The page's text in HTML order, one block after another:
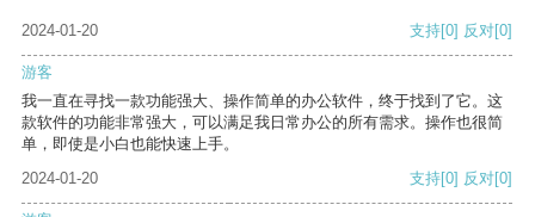
2024-01-20 支持[0] 反对[0]
游客
我一直在寻找一款功能强大、操作简单的办公软件，终于找到了它。这
款软件的功能非常强大，可以满足我日常办公的所有需求。操作也很简
单，即使是小白也能快速上手。
2024-01-20
支持[0] 反对[0]